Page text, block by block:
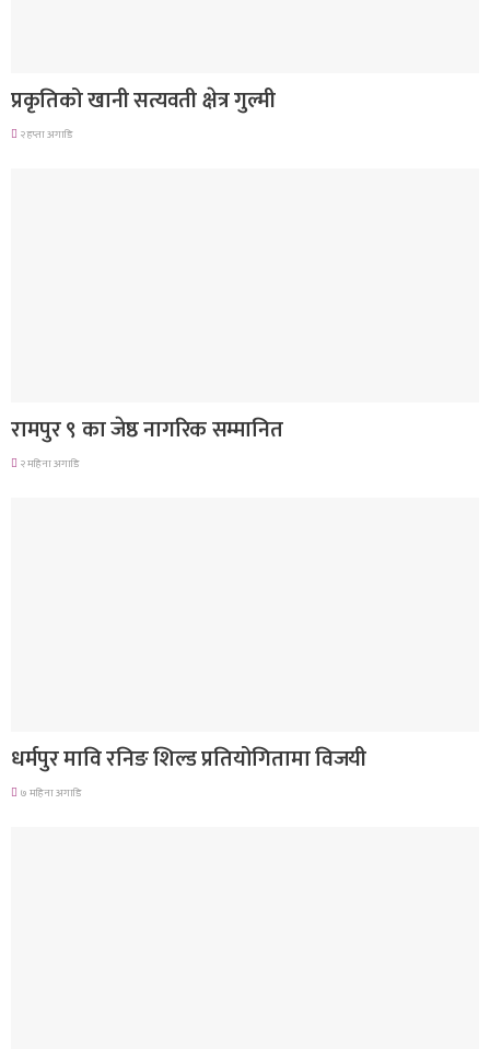
प्रकृतिको खानी सत्यवती क्षेत्र गुल्मी
२ हप्ता अगाडि
रामपुर ९ का जेष्ठ नागरिक सम्मानित
२ महिना अगाडि
धर्मपुर मावि रनिङ शिल्ड प्रतियोगितामा विजयी
७ महिना अगाडि